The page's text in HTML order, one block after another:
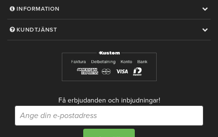
INFORMATION
KUNDTJÄNST
Få erbjudanden och inbjudningar!